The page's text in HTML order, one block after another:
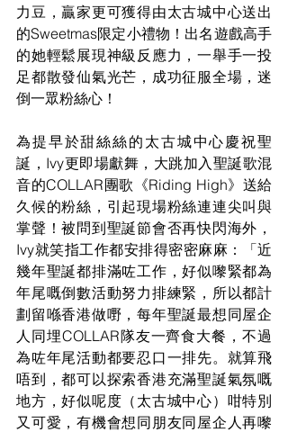
力豆，贏家更可獲得由太古城中心送出
的Sweetmas限定小禮物！出名遊戲高手
的她輕鬆展現神級反應力，一舉手一投
足都散發仙氣光芒，成功征服全場，迷
倒一眾粉絲心！
為提早於甜絲絲的太古城中心慶祝聖
誕，Ivy更即場獻舞，大跳加入聖誕歌混
音的COLLAR團歌《Riding High》送給
久候的粉絲，引起現場粉絲連連尖叫與
掌聲！被問到聖誕節會否再快閃海外，
Ivy就笑指工作都安排得密密麻麻：「近
幾年聖誕都排滿咗工作，好似嚟緊都為
年尾嘅倒數活動努力排練緊，所以都計
劃留喺香港做嘢，每年聖誕最想同屋企
人同埋COLLAR隊友一齊食大餐，不過
為咗年尾活動都要忍口一排先。就算飛
唔到，都可以探索香港充滿聖誕氣氛嘅
地方，好似呢度（太古城中心）咁特別
又可愛，有機會想同朋友同屋企人再嚟